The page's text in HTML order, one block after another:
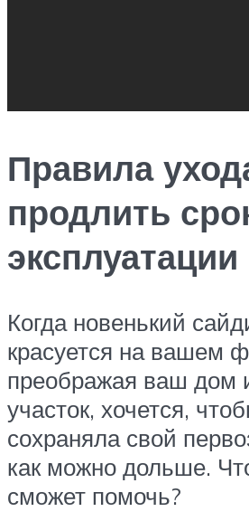
Правила
продлить
эксплуатации
Когда новенький
красуется на вашем
преображая ваш дом
участок, хочется,
сохраняла свой
как можно дольше.
сможет помочь?